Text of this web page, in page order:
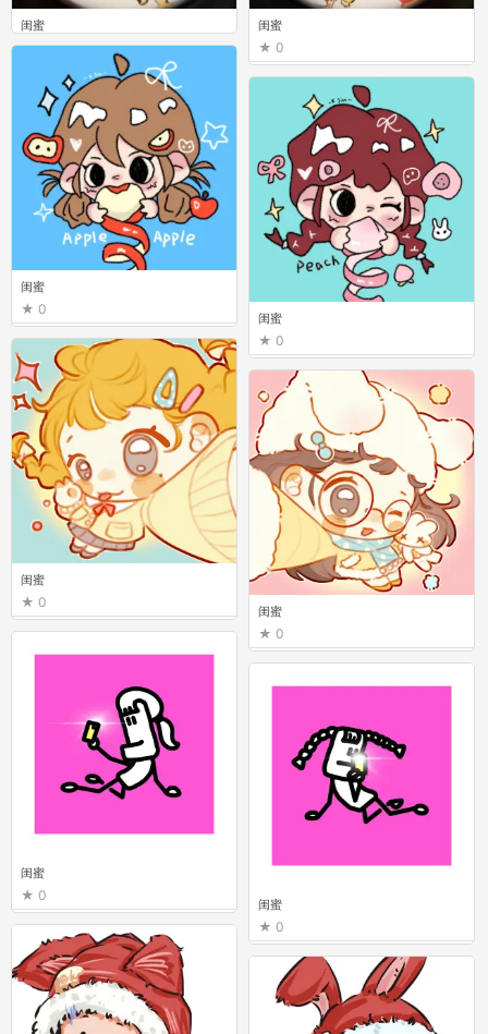
闺蜜
0
闺蜜
0
闺蜜
0
闺蜜
0
闺蜜
0
闺蜜
0
闺蜜
0
闺蜜
0